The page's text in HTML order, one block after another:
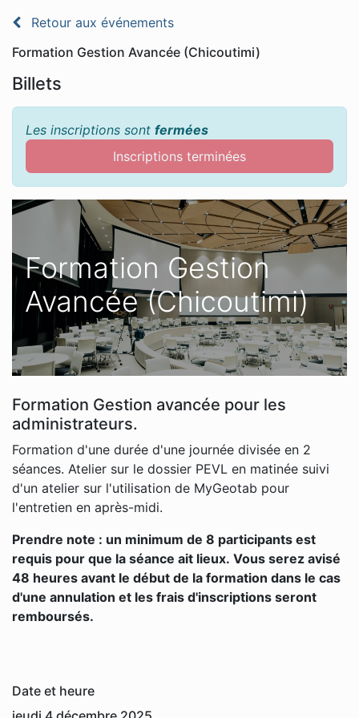
Retour aux événements
Formation Gestion Avancée (Chicoutimi)
Billets
Les inscriptions sont fermées
Inscriptions terminées
Formation Gestion
Avancée (Chicoutimi)
Formation Gestion avancée pour les
administrateurs.
Formation d'une durée d'une journée divisée en 2
séances. Atelier sur le dossier PEVL en matinée suivi
d'un atelier sur l'utilisation de MyGeotab pour
l'entretien en après-midi.
Prendre note : un minimum de 8 participants est
requis pour que la séance ait lieux. Vous serez avisé
48 heures avant le début de la formation dans le cas
d'une annulation et les frais d'inscriptions seront
remboursés.
Date et heure